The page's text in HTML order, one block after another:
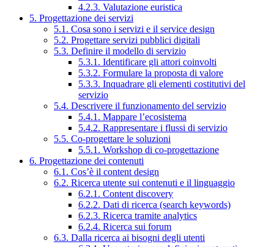
4.2.3. Valutazione euristica
5. Progettazione dei servizi
5.1. Cosa sono i servizi e il service design
5.2. Progettare servizi pubblici digitali
5.3. Definire il modello di servizio
5.3.1. Identificare gli attori coinvolti
5.3.2. Formulare la proposta di valore
5.3.3. Inquadrare gli elementi costitutivi del
servizio
5.4. Descrivere il funzionamento del servizio
5.4.1. Mappare l’ecosistema
5.4.2. Rappresentare i flussi di servizio
5.5. Co-progettare le soluzioni
5.5.1. Workshop di co-progettazione
6. Progettazione dei contenuti
6.1. Cos’è il content design
6.2. Ricerca utente sui contenuti e il linguaggio
6.2.1. Content discovery
6.2.2. Dati di ricerca (search keywords)
6.2.3. Ricerca tramite analytics
6.2.4. Ricerca sui forum
6.3. Dalla ricerca ai bisogni degli utenti